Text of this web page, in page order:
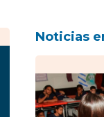
Noticias